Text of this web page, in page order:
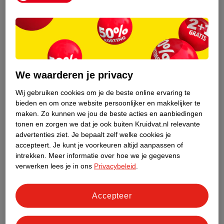
De voor- en nadelen van sulfaten
Twijfel je of je een shampoo met of zonder sulfaten moet
gebruiken? Hier hebben we de voor- en nadelen voor je op een
rijtje gezet:
Een shampoo zonder sulfaten biedt een milde reiniging van je
dat ideaal. Maar als je veel haarstylingsproducten gebruikt of
vet haar hebt, is een shampoo zonder sulfaten minder
effectief. Een sulfaatvrije shampoo wast siliconen en talg
We waarderen je privacy
Wij gebruiken cookies om je de beste online ervaring te
bieden en om onze website persoonlijker en makkelijker te
maken. Zo kunnen we jou de beste acties en aanbiedingen
tonen en zorgen we dat je ook buiten Kruidvat.nl relevante
advertenties ziet. Je bepaalt zelf welke cookies je
accepteert. Je kunt je voorkeuren altijd aanpassen of
intrekken.
Meer informatie over hoe we je gegevens
verwerken lees je in ons Privacybeleid
Accepteer